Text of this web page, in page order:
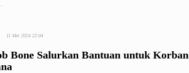
Bone Salurkan Bantuan untuk Korban
11 Mei 2024 22:04